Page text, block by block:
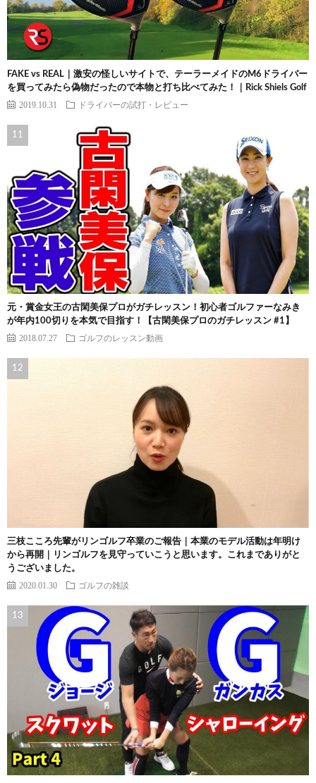
FAKE vs REAL｜激安の怪しいサイトで、テーラーメイドのM6ドライバー
を買ってみたら偽物だったので本物と打ち比べてみた！｜Rick Shiels Golf
2019.10.31 ドライバーの試打・レビュー
元・賞金女王の古閑美保プロがガチレッスン！初心者ゴルファーなみき
が年内100切りを本気で目指す！【古閑美保プロのガチレッスン #1】
2018.07.27 ゴルフのレッスン動画
三枝こころ先輩がリンゴルフ卒業のご報告｜本業のモデル活動は年明け
から再開｜リンゴルフを見守っていこうと思います。これまでありがと
うございました。
2020.01.30 ゴルフの雑談